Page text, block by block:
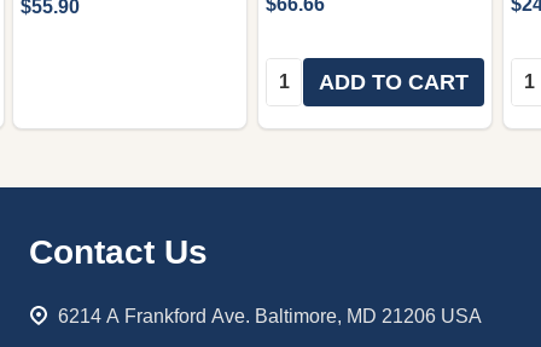
$55.90 $66.66
Quantity:ADD TO CART
Footer
Contact Us
6214 A Frankford Ave. Baltimore, MD 21206 USA